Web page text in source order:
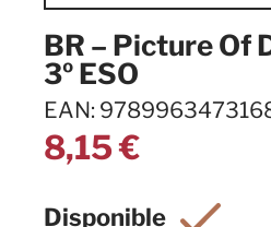
BR – Picture Of
3º ESO
EAN:
8,15€